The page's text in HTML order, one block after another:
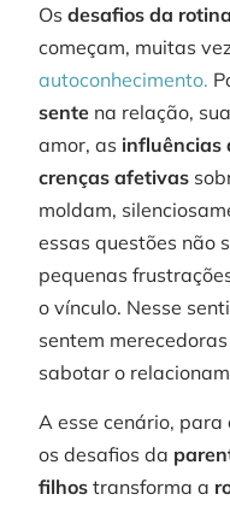
Osdesafios da
começam, muitas
autoconhecimento.
sente na relação,
amor, as influências
crenças afetivas
moldam,
essas questões não
pequenas
o vínculo. Nesse
sentem
sabotar o
A esse cenário, para
os desafios da
filhos transforma a